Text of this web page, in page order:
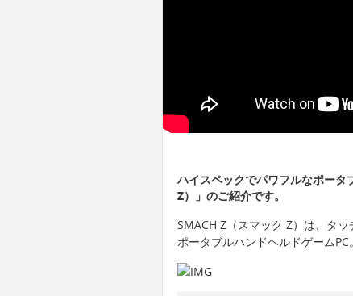
ハイスペックでパワフルなポータ
Z）」のご紹介です。
SMACH Z（スマック Z）は、タ
ポータブルハンドヘルドゲームPC。